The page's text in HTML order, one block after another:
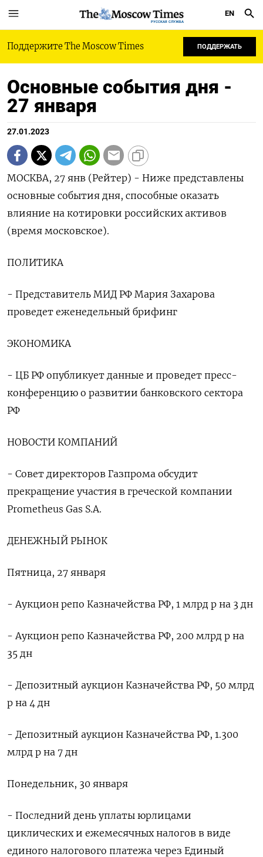
РУССКАЯ СЛУЖБА
EN
Поддержите The Moscow Times ПОДДЕРЖАТЬ
Основные события дня -
27 января
27.01.2023
МОСКВА, 27 янв (Рейтер) - Ниже представлены
основные события дня, способные оказать
влияние на котировки российских активов
(время московское).
ПОЛИТИКА
- Представитель МИД РФ Мария Захарова
проведет еженедельный брифинг
ЭКОНОМИКА
- ЦБ РФ опубликует данные и проведет пресс-
конференцию о развитии банковского сектора
РФ
НОВОСТИ КОМПАНИЙ
- Совет директоров Газпрома обсудит
прекращение участия в греческой компании
Prometheus Gas S.A.
ДЕНЕЖНЫЙ РЫНОК
Пятница, 27 января
- Аукцион репо Казначейства РФ, 1 млрд р на 3 дн
- Аукцион репо Казначейства РФ, 200 млрд р на
35 дн
- Депозитный аукцион Казначейства РФ, 50 млрд
р на 4 дн
- Депозитный аукцион Казначейства РФ, 1.300
млрд р на 7 дн
Понедельник, 30 января
- Последний день уплаты юрлицами
циклических и ежемесячных налогов в виде
единого налогового платежа через Единый